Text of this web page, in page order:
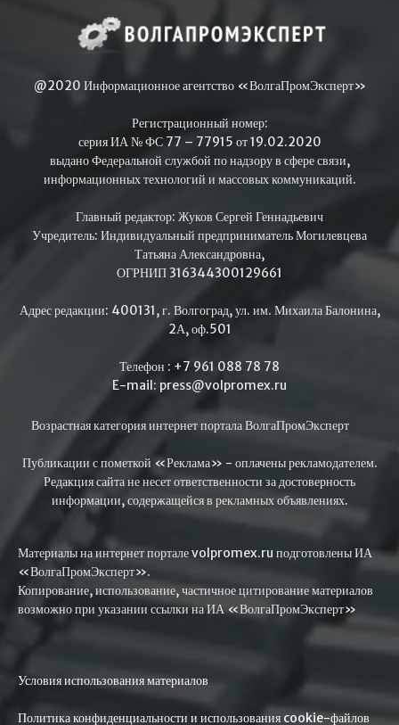
@2020 Информационное агентство «ВолгаПромЭксперт»
Регистрационный номер:
серия ИА № ФС 77 – 77915 от 19.02.2020
выдано Федеральной службой по надзору в сфере связи,
информационных технологий и массовых коммуникаций.
Главный редактор: Жуков Сергей Геннадьевич
Учредитель: Индивидуальный предприниматель Могилевцева
Татьяна Александровна,
ОГРНИП 316344300129661
Адрес редакции: 400131, г. Волгоград, ул. им. Михаила Балонина,
2А, оф.501
Телефон : +7 961 088 78 78
E-mail: press@volpromex.ru
Возрастная категория интернет портала ВолгаПромЭксперт
Публикации с пометкой «Реклама» - оплачены рекламодателем.
Редакция сайта не несет ответственности за достоверность
информации, содержащейся в рекламных объявлениях.
Материалы на интернет портале volpromex.ru подготовлены ИА
«ВолгаПромЭксперт».
Копирование, использование, частичное цитирование материалов
возможно при указании ссылки на ИА «ВолгаПромЭксперт»
Условия использования материалов
Политика конфиденциальности и использования cookie-файлов